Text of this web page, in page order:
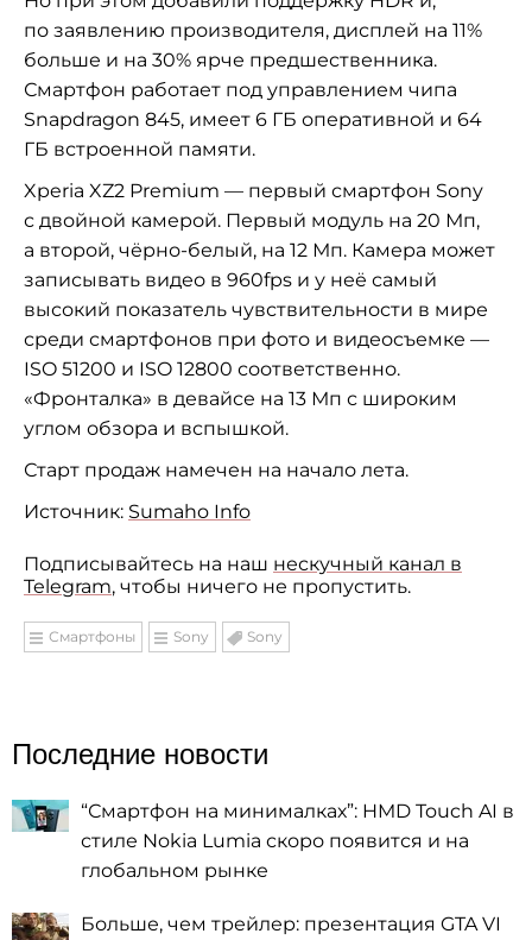
по заявлению производителя, дисплей на 11%
больше и на 30% ярче предшественника.
Смартфон работает под управлением чипа
Snapdragon 845, имеет 6 ГБ оперативной и 64
ГБ встроенной памяти.
Xperia XZ2 Premium — первый смартфон Sony
с двойной камерой. Первый модуль на 20 Мп,
а второй, чёрно-белый, на 12 Мп. Камера может
записывать видео в 960fps и у неё самый
высокий показатель чувствительности в мире
среди смартфонов при фото и видеосъемке —
ISO 51200 и ISO 12800 соответственно.
«Фронталка» в девайсе на 13 Мп с широким
углом обзора и вспышкой.
Старт продаж намечен на начало лета.
Источник: Sumaho Info
Подписывайтесь на наш нескучный канал в
Telegram, чтобы ничего не пропустить.
Смартфоны Sony Sony
Последние новости
“Смартфон на минималках”: HMD Touch AI в
стиле Nokia Lumia скоро появится и на
глобальном рынке
Больше, чем трейлер: презентация GTA VI